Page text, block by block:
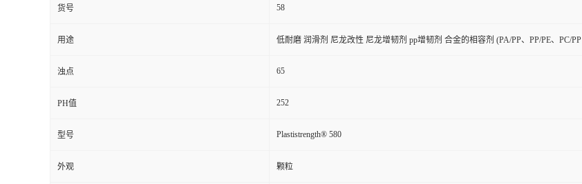
货号 58
用途 低耐磨 润滑剂 尼龙改性 尼龙增韧剂 pp增韧剂 合金的相容剂 (PA/PP、PP/PE、PC/PP
浊点 65
PH值 252
型号 Plastistrength® 580
外观 颗粒